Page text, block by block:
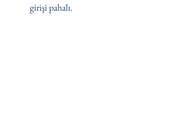
girişi pahalı.